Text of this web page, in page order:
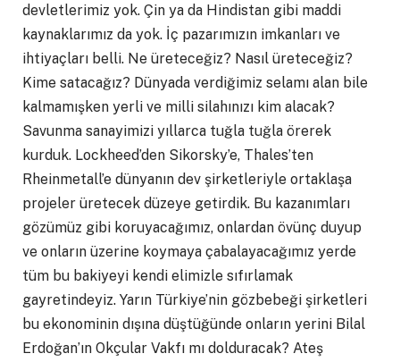
devletlerimiz yok. Çin ya da Hindistan gibi maddi
kaynaklarımız da yok. İç pazarımızın imkanları ve
ihtiyaçları belli. Ne üreteceğiz? Nasıl üreteceğiz?
Kime satacağız? Dünyada verdiğimiz selamı alan bile
kalmamışken yerli ve milli silahınızı kim alacak?
Savunma sanayimizi yıllarca tuğla tuğla örerek
kurduk. Lockheed’den Sikorsky’e, Thales’ten
Rheinmetall’e dünyanın dev şirketleriyle ortaklaşa
projeler üretecek düzeye getirdik. Bu kazanımları
gözümüz gibi koruyacağımız, onlardan övünç duyup
ve onların üzerine koymaya çabalayacağımız yerde
tüm bu bakiyeyi kendi elimizle sıfırlamak
gayretindeyiz. Yarın Türkiye’nin gözbebeği şirketleri
bu ekonominin dışına düştüğünde onların yerini Bilal
Erdoğan’ın Okçular Vakfı mı dolduracak? Ateş